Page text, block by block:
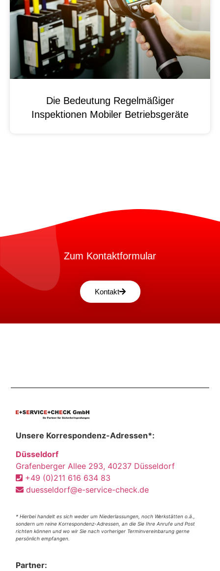
Die Bedeutung Regelmäßiger
Inspektionen Mobiler Betriebsgeräte
Zum Kontaktformular
Kontakt
Unsere Korrespondenz-Adressen*:
Düsseldorf
Grafenberger Allee 293, 40237 Düsseldorf
+49 (0)211 616 634 83
duesseldorf@e-service-check.de
* Hierbei handelt es sich weder um Niederlassungen, noch Werkstätten o.ä.,
sondern um reine Korrespondenz-Adressen, an die Sie Ihre Anrufe und Post
richten können und wo wir Sie nach vorheriger Terminvereinbarung gerne
persönlich empfangen.
Partner: